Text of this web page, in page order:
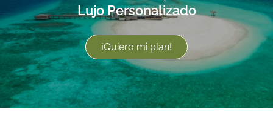
Lujo Personalizado
¡Quiero mi plan!